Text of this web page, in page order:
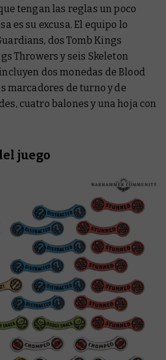
tengan las reglas un poco
es su excusa. El equipo lo
dos Tomb Kings
Throwers y seis Skeleton
dos monedas de Blood
marcadores de turno y de
cuatro balones y una hoja con
juego